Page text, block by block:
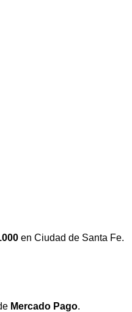
en Ciudad de Santa Fe.
Mercado Pago.